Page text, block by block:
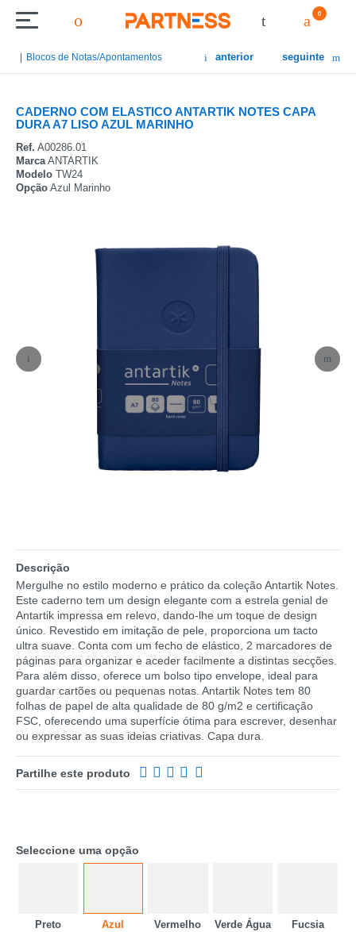
0
Blocos de Notas/Apontamentos anterior seguinte
CADERNO COM ELASTICO ANTARTIK NOTES CAPA
DURA A7 LISO AZUL MARINHO
Ref. A00286.01
MarcaANTARTIK
Modelo TW24
Opção Azul Marinho
Descrição
Mergulhe no estilo moderno e prático da coleção Antartik Notes.
Este caderno tem um design elegante com a estrela genial de
Antartik impressa em relevo, dando-lhe um toque de design
único. Revestido em imitação de pele, proporciona um tacto
ultra suave. Conta com um fecho de elástico, 2 marcadores de
páginas para organizar e aceder facilmente a distintas secções.
Para além disso, oferece um bolso tipo envelope, ideal para
guardar cartões ou pequenas notas. Antartik Notes tem 80
folhas de papel de alta qualidade de 80 g/m2 e certificação
FSC, oferecendo uma superfície ótima para escrever, desenhar
ou expressar as suas ideias criativas. Capa dura.
Partilhe este produto
Seleccione uma opção
Preto
Azul
Vermelho Verde Água Fucsia